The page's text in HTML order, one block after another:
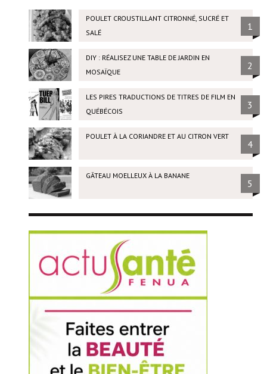
POULET CROUSTILLANT CITRONNÉ, SUCRÉ ET
SALÉ
1
DIY : RÉALISEZ UNE TABLE DE JARDIN EN
MOSAÏQUE
2
LES PIRES TRADUCTIONS DE TITRES DE FILM EN
QUÉBÉCOIS
3
POULET À LA CORIANDRE ET AU CITRON VERT
4
GÂTEAU MOELLEUX À LA BANANE
5